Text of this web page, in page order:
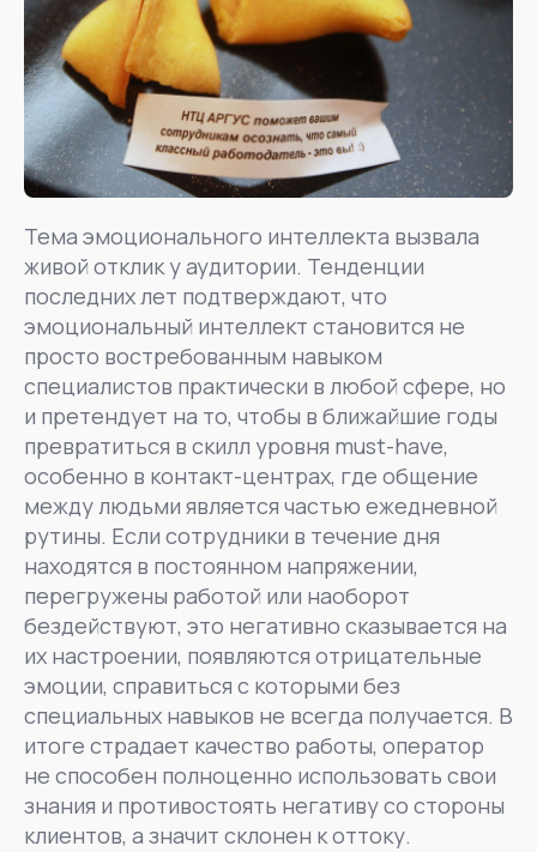
Тема эмоционального интеллекта вызвала
живой отклик у аудитории. Тенденции
последних лет подтверждают, что
эмоциональный интеллект становится не
просто востребованным навыком
специалистов практически в любой сфере, но
и претендует на то, чтобы в ближайшие годы
превратиться в скилл уровня must-have,
особенно в контакт-центрах, где общение
между людьми является частью ежедневной
рутины. Если сотрудники в течение дня
находятся в постоянном напряжении,
перегружены работой или наоборот
бездействуют, это негативно сказывается на
их настроении, появляются отрицательные
эмоции, справиться с которыми без
специальных навыков не всегда получается. В
итоге страдает качество работы, оператор
не способен полноценно использовать свои
знания и противостоять негативу со стороны
клиентов, а значит склонен к оттоку.